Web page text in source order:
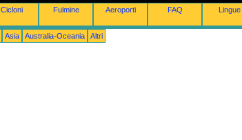
Cicloni Fulmine Aeroporti FAQ Lingue
Asia Australia-Oceania Altri